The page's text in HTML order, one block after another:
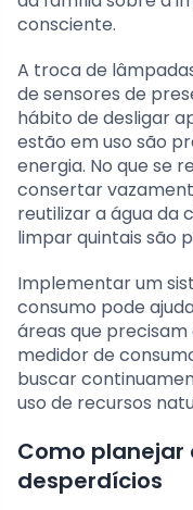
consciente.
A troca de
de sensores de
hábito de desligar
estão em uso são
energia. No que se
consertar
reutilizar a água da
limpar quintais são
Implementar um
consumo pode
áreas que precisam
medidor de
buscar
uso de recursos
Como
desperdícios